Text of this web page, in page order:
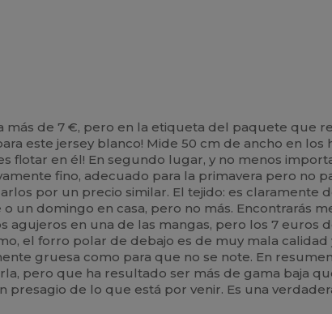
de 7 €, pero en la etiqueta del paquete que
este jersey blanco! Mide 50 cm de ancho en los
flotar en él! En segundo lugar, y no menos
fino, adecuado para la primavera pero no
por un precio similar. El tejido: es claramente
un domingo en casa, pero no más. Encontrarás
en una de las mangas, pero los 7 euros
el forro polar de debajo es de muy mala calidad
gruesa como para que no se note. En
pero que ha resultado ser más de gama baja
de lo que está por venir. Es una